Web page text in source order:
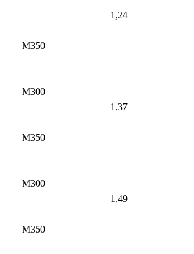
1,24
М350
М300
1,37
М350
М300
1,49
М350